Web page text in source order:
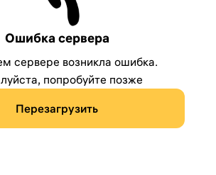
Ошибка сервера
сервере возникла ошибка.
попробуйте позже
Перезагрузить